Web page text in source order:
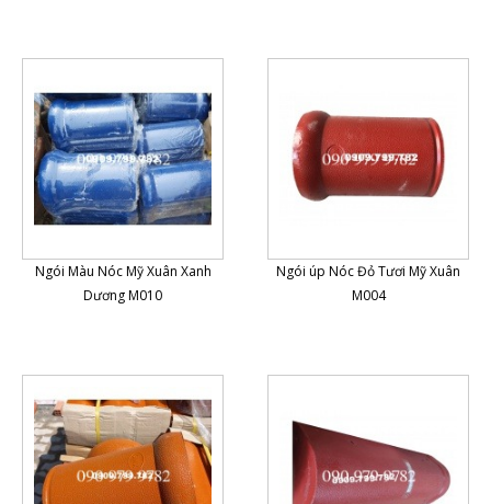
Ngói Màu Nóc Mỹ Xuân Xanh
Dương M010
Ngói úp Nóc Đỏ Tươi Mỹ Xuân
M004